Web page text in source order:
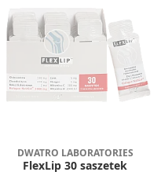
DWATRO LABORATORIES
FlexLip 30 saszetek